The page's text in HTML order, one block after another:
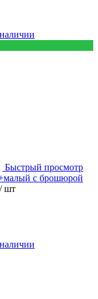
Быстрый просмотр
с брошюрой
/ шт